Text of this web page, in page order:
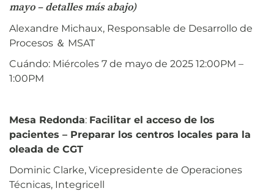
mayo – detalles más abajo)
Alexandre Michaux, Responsable de Desarrollo de
Procesos ＆ MSAT
Cuándo: Miércoles 7 de mayo de 2025 12:00PM –
1:00PM
Mesa Redonda: Facilitar el acceso de los
pacientes – Preparar los centros locales para la
oleada de CGT
Dominic Clarke, Vicepresidente de Operaciones
Técnicas, Integricell